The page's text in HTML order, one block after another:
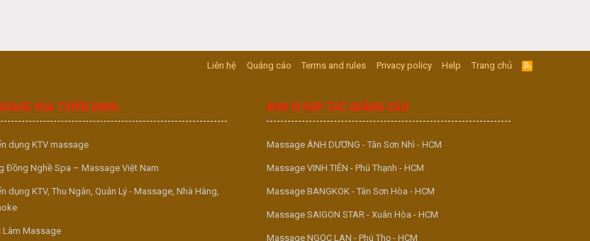
Liên hệ Quảng cáo Terms and rules Privacy policy Help Trang chủ
R
S
VUA TUYỂN DỤNG
dụng KTV massage
Đồng Nghề Spa – Massage Việt Nam
dụng KTV, Thu Ngân, Quản Lý - Massage, Nhà Hàng,
Làm Massage
ĐƠN VỊ HỢP TÁC QUẢNG CÁO
Massage ÁNH DƯƠNG - Tân Sơn Nhì - HCM
Massage VINH TIÊN - Phú Thạnh - HCM
Massage BANGKOK - Tân Sơn Hòa - HCM
Massage SAIGON STAR - Xuân Hòa - HCM
Massage NGỌC LAN - Phú Thọ - HCM